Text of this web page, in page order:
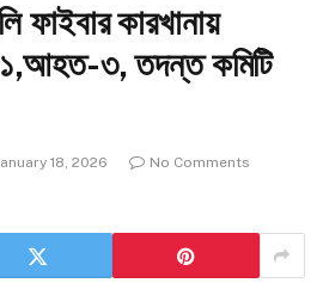
ফাইবার কারখানায়
৩, তদন্ত কমিটি
18, 2026
No Comments